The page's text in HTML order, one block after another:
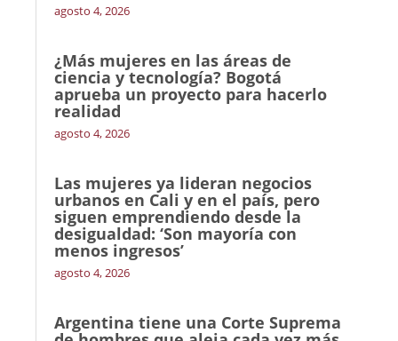
agosto 4, 2026
¿Más mujeres en las áreas de
ciencia y tecnología? Bogotá
aprueba un proyecto para hacerlo
realidad
agosto 4, 2026
Las mujeres ya lideran negocios
urbanos en Cali y en el país, pero
siguen emprendiendo desde la
desigualdad: ‘Son mayoría con
menos ingresos’
agosto 4, 2026
Argentina tiene una Corte Suprema